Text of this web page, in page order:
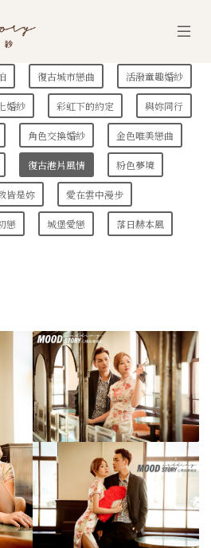
復古城市戀曲 活潑童趣婚紗
婚紗 彩虹下的約定 與妳同行
角色交換婚紗 金色唯美戀曲
復古港片風情 粉色夢境
皆是妳 愛在雲中漫步
戀 城堡愛戀 落日赫本風